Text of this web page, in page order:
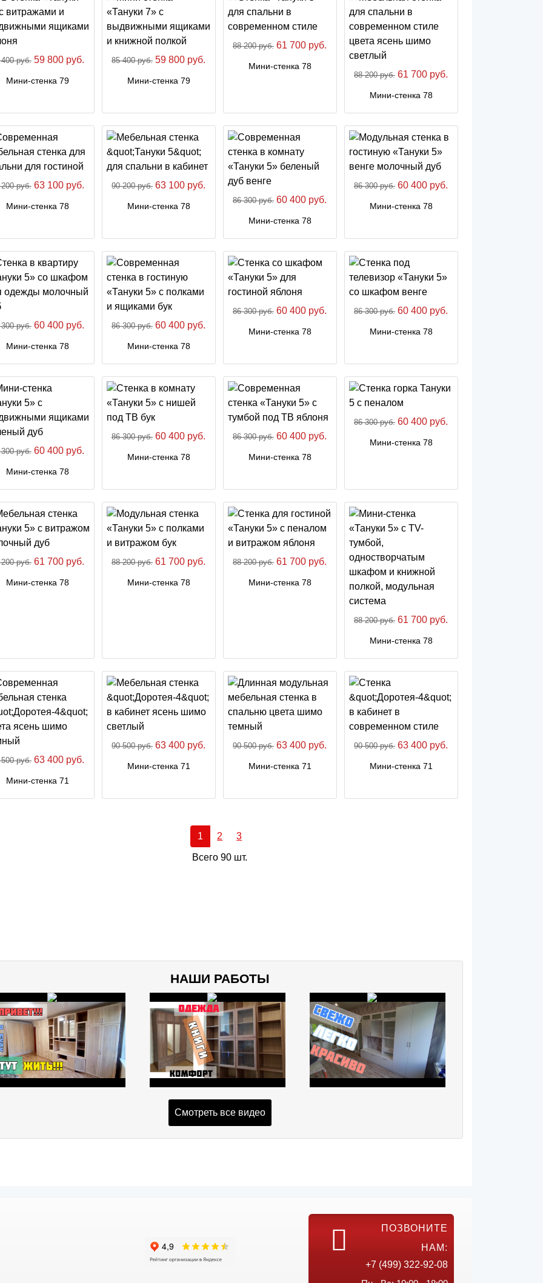
руб. 59 800 руб.
Мини-стенка 79
85 400 руб. 59 800 руб.
Мини-стенка 79
88 200 руб. 61 700 руб.
Мини-стенка 78
88 200 руб. 61 700 руб.
Мини-стенка 78
руб. 63 100 руб.
Мини-стенка 78
90 200 руб. 63 100 руб.
Мини-стенка 78
86 300 руб. 60 400 руб.
Мини-стенка 78
86 300 руб. 60 400 руб.
Мини-стенка 78
руб. 60 400 руб.
Мини-стенка 78
86 300 руб. 60 400 руб.
Мини-стенка 78
86 300 руб. 60 400 руб.
Мини-стенка 78
86 300 руб. 60 400 руб.
Мини-стенка 78
руб. 60 400 руб.
Мини-стенка 78
86 300 руб. 60 400 руб.
Мини-стенка 78
86 300 руб. 60 400 руб.
Мини-стенка 78
86 300 руб. 60 400 руб.
Мини-стенка 78
руб. 61 700 руб.
Мини-стенка 78
88 200 руб. 61 700 руб.
Мини-стенка 78
88 200 руб. 61 700 руб.
Мини-стенка 78
88 200 руб. 61 700 руб.
Мини-стенка 78
руб. 63 400 руб.
Мини-стенка 71
90 500 руб. 63 400 руб.
Мини-стенка 71
90 500 руб. 63 400 руб.
Мини-стенка 71
90 500 руб. 63 400 руб.
Мини-стенка 71
1 2 3
Всего 90 шт.
НАШИ РАБОТЫ
Смотреть все видео
ПОЗВОНИТЕ
НАМ:
+7 (499) 322-92-08